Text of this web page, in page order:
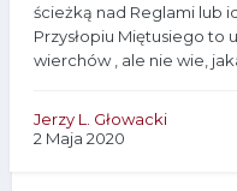
ścieżką nad Reglami lub
Przysłopiu Miętusiego to
wierchów , ale nie wie,
Jerzy L. Głowacki
2 Maja 2020